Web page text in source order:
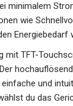
minimalem
wie
Energiebedarf
mit TFT-
und
du das